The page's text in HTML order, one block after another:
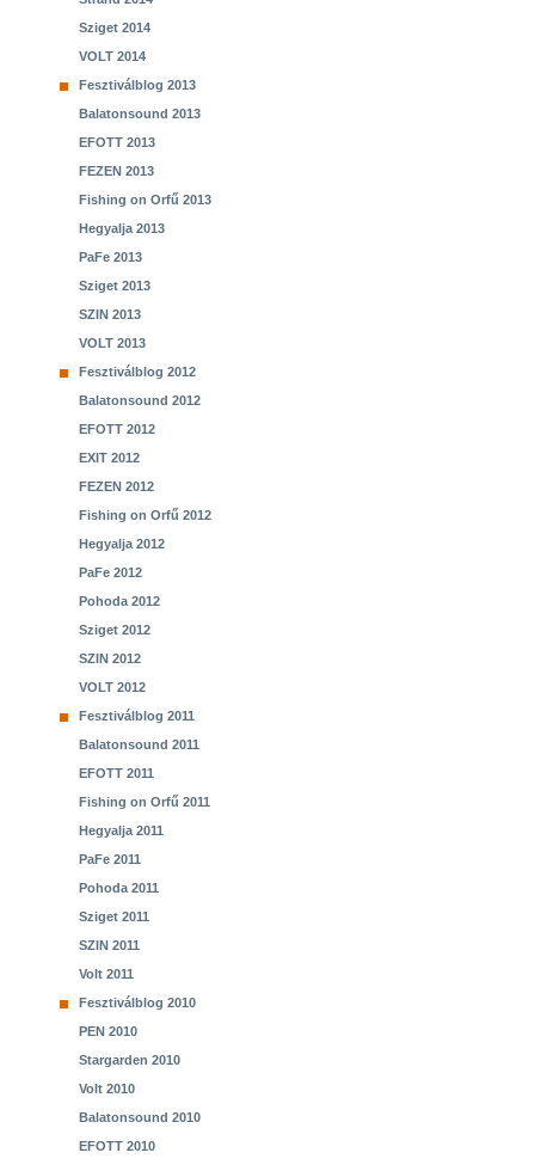
Sziget 2014
VOLT 2014
Fesztiválblog 2013
Balatonsound 2013
EFOTT 2013
FEZEN 2013
Fishing on Orfű 2013
Hegyalja 2013
PaFe 2013
Sziget 2013
SZIN 2013
VOLT 2013
Fesztiválblog 2012
Balatonsound 2012
EFOTT 2012
EXIT 2012
FEZEN 2012
Fishing on Orfű 2012
Hegyalja 2012
PaFe 2012
Pohoda 2012
Sziget 2012
SZIN 2012
VOLT 2012
Fesztiválblog 2011
Balatonsound 2011
EFOTT 2011
Fishing on Orfű 2011
Hegyalja 2011
PaFe 2011
Pohoda 2011
Sziget 2011
SZIN 2011
Volt 2011
Fesztiválblog 2010
PEN 2010
Stargarden 2010
Volt 2010
Balatonsound 2010
EFOTT 2010